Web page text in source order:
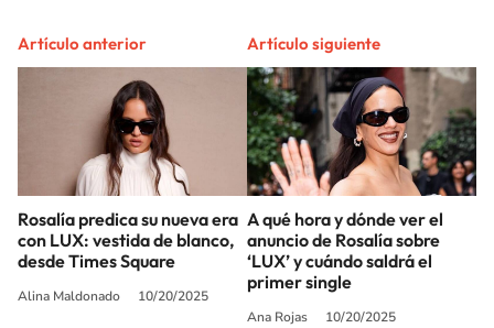
Artículo anterior
Rosalía predica su nueva era
con LUX: vestida de blanco,
desde Times Square
Alina Maldonado 10/20/2025
Artículo siguiente
A qué hora y dónde ver el
anuncio de Rosalía sobre
‘LUX’ y cuándo saldrá el
primer single
Ana Rojas 10/20/2025